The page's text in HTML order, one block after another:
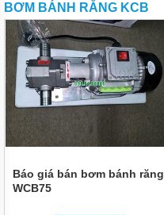
BỊ
SỬA
CHỮA
XE
MÁY
THIẾT
BỊ
SỬA
CHỮA
Ô TÔ,
TẢI
MÁY
BƠM BÁNH RĂNG KCB
Báo giá bán bơm bánh răng
WCB75